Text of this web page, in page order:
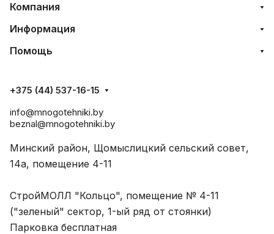
Компания
Информация
Помощь
+375 (44) 537-16-15
info@mnogotehniki.by
beznal@mnogotehniki.by
Минский район, Щомыслицкий сельский совет,
14а, помещение 4-11
СтройМОЛЛ "Кольцо", помещение № 4-11
("зеленый" сектор, 1-ый ряд от стоянки)
Парковка бесплатная